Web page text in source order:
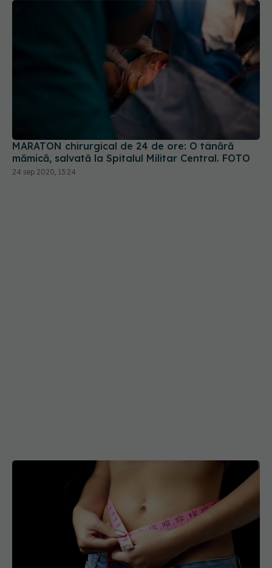
MARATON chirurgical de 24 de ore: O tânără
mămică, salvată la Spitalul Militar Central. FOTO
Liposucția, cum a devenit operația estetică
preferată de femei